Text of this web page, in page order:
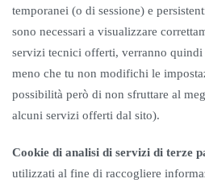
temporanei (o di sessione) e
sono necessari a visualizzare
servizi tecnici offerti, verranno
meno che tu non modifichi le
possibilità però di non sfruttare al
alcuni servizi offerti dal sito).
Cookie di analisi di servizi di terze
utilizzati al fine di raccogliere